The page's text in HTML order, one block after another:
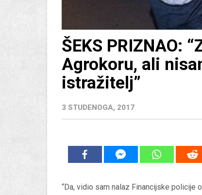
ŠEKS PRIZNAO:
Agrokoru, ali
istražitelj”
3 STUDENOGA, 2017
“Da, vidio sam nalaz Financijske policije